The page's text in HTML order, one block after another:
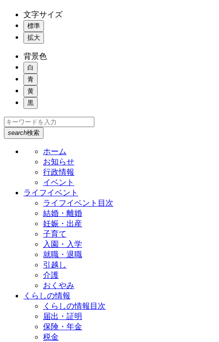
文字サイズ
標準
拡大
背景色
白
青
黄
黒
search検索
ホーム
お知らせ
行政情報
イベント
ライフイベント
ライフイベント目次
結婚・離婚
妊娠・出産
子育て
入園・入学
就職・退職
引越し
介護
おくやみ
くらしの情報
くらしの情報目次
届出・証明
保険・年金
税金